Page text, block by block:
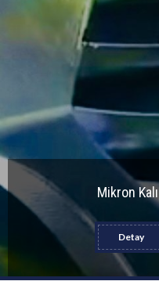
Mikron
Detay